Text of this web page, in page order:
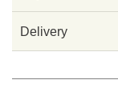
Delivery